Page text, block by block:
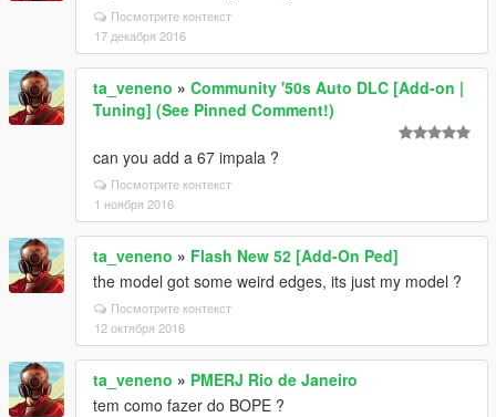
Посмотрите контекст
17 декабря 2016
ta_veneno » Community '50s Auto DLC [Add-on |
Tuning] (See Pinned Comment!)
can you add a 67 impala ?
Посмотрите контекст
1 ноября 2016
ta_veneno » Flash New 52 [Add-On Ped]
the model got some weird edges, its just my model ?
Посмотрите контекст
12 октября 2016
ta_veneno » PMERJ Rio de Janeiro
tem como fazer do BOPE ?